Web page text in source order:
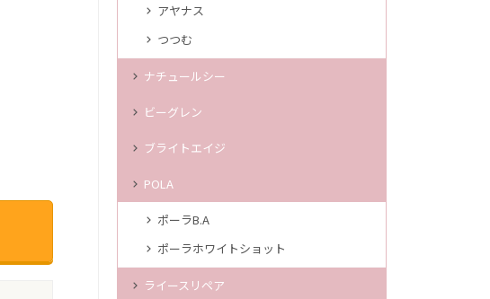
アヤナス
つつむ
ナチュールシー
ビーグレン
ブライトエイジ
POLA
ポーラB.A
ポーラホワイトショット
ライースリペア